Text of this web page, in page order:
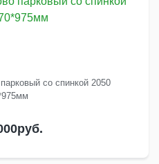
со спинкой 2050
руб.